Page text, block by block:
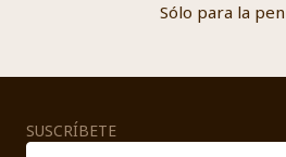
Sólo para la
SUSCRÍBETE